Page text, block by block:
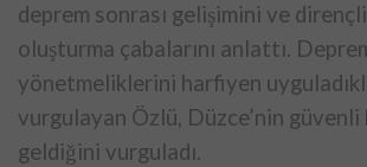
deprem sonrası gelişimini ve
oluşturma çabalarını anlattı.
yönetmeliklerini harfiyen
vurgulayan Özlü, Düzce’nin güvenli
geldiğini vurguladı.